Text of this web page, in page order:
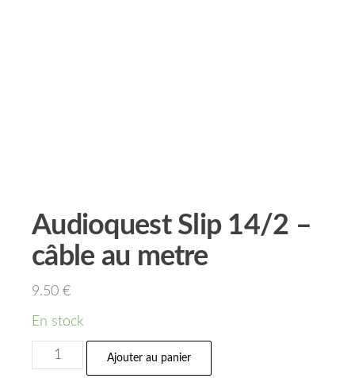
Audioquest Slip 14/2 –
câble au metre
9.50 €
En stock
Ajouter au panier